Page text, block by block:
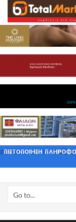
Go to...